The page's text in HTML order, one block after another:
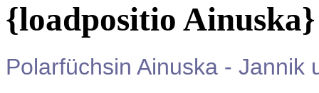
{loadpositio Ainuska}
Polarfüchsin Ainuska - Jannik